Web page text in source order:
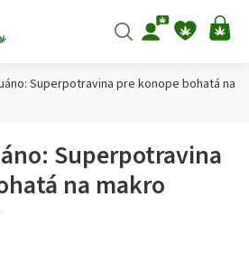
Hľadať
Superpotravina pre konope bohatá na
Superpotravina
na makro